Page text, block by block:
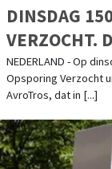
DINSDAG
VERZOCHT.
NEDERLAND - Op
Opsporing Verzocht
AvroTros, dat in [...]